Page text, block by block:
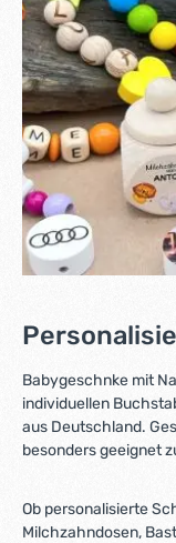
Babygeschnke mit
individuellen
aus Deutschland.
besonders geeignet
Ob personalisierte
Milchzahndosen,